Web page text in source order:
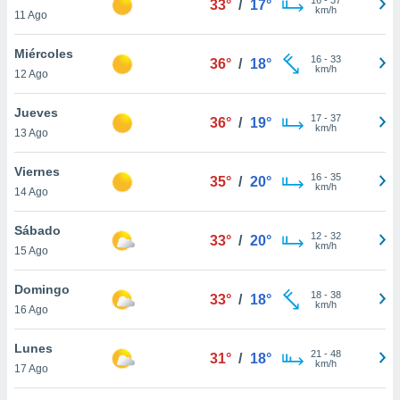
más
nuestra
y
de
disponible
cookies
aceptar
11 Ago
33° / 17°
km/h
Miércoles
12 Ago
36° / 18° 16- 33
km/h
Jueves
13 Ago
36° / 19° 17- 37
km/h
Viernes
14 Ago
35° / 20° 16- 35
km/h
Sábado
15 Ago
33° / 20° 12- 32
km/h
Domingo
16 Ago
33° / 18° 18- 38
km/h
Lunes
17 Ago
31° / 18° 21 - 48
km/h